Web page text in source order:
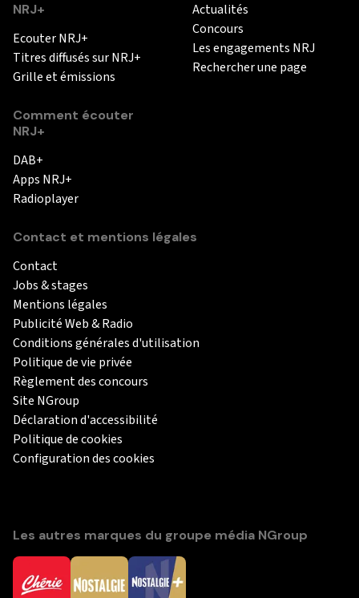
NRJ+
Ecouter NRJ+
Titres diffusés sur NRJ+
Grille et émissions
Comment écouter
NRJ+
DAB+
Apps NRJ+
Radioplayer
Actualités
Concours
Les engagements NRJ
Rechercher une page
Contact et mentions légales
Contact
Jobs & stages
Mentions légales
Publicité Web & Radio
Conditions générales d'utilisation
Politique de vie privée
Règlement des concours
Site NGroup
Déclaration d'accessibilité
Politique de cookies
Configuration des cookies
Les autres marques du groupe média NGroup